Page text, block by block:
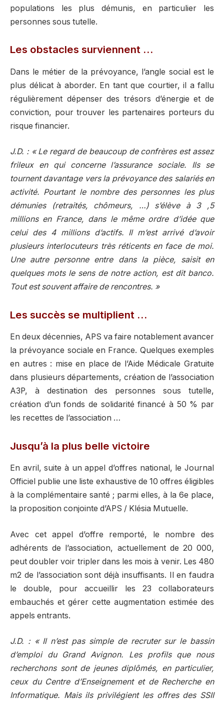
populations les plus démunis, en particulier les
personnes sous tutelle.
Les obstacles surviennent …
Dans le métier de la prévoyance, l’angle social est le
plus délicat à aborder. En tant que courtier, il a fallu
régulièrement dépenser des trésors d’énergie et de
conviction, pour trouver les partenaires porteurs du
risque financier.
J.D. : « Le regard de beaucoup de confrères est assez
frileux en qui concerne l’assurance sociale. Ils se
tournent davantage vers la prévoyance des salariés en
activité. Pourtant le nombre des personnes les plus
démunies (retraités, chômeurs, …) s’élève à 3 ,5
millions en France, dans le même ordre d’idée que
celui des 4 millions d’actifs. Il m’est arrivé d’avoir
plusieurs interlocuteurs très réticents en face de moi.
Une autre personne entre dans la pièce, saisit en
quelques mots le sens de notre action, est dit banco.
Tout est souvent affaire de rencontres. »
Les succès se multiplient …
En deux décennies, APS va faire notablement avancer
la prévoyance sociale en France. Quelques exemples
en autres : mise en place de l’Aide Médicale Gratuite
dans plusieurs départements, création de l’association
A3P, à destination des personnes sous tutelle,
création d’un fonds de solidarité financé à 50 % par
les recettes de l’association …
Jusqu’à la plus belle victoire
En avril, suite à un appel d’offres national, le Journal
Officiel publie une liste exhaustive de 10 offres éligibles
à la complémentaire santé ; parmi elles, à la 6e place,
la proposition conjointe d’APS / Klésia Mutuelle.
Avec cet appel d’offre remporté, le nombre des
adhérents de l’association, actuellement de 20 000,
peut doubler voir tripler dans les mois à venir. Les 480
m2 de l’association sont déjà insuffisants. Il en faudra
le double, pour accueillir les 23 collaborateurs
embauchés et gérer cette augmentation estimée des
appels entrants.
J.D. : « Il n’est pas simple de recruter sur le bassin
d’emploi du Grand Avignon. Les profils que nous
recherchons sont de jeunes diplômés, en particulier,
ceux du Centre d’Enseignement et de Recherche en
Informatique. Mais ils privilégient les offres des SSII